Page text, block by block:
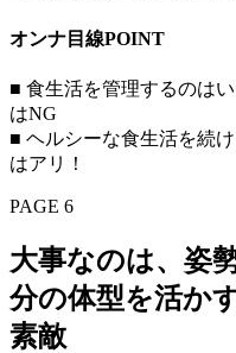
オンナ目線POINT
■ 食生活を管理するのは
はNG
■ ヘルシーな食生活を続
はアリ！
PAGE 6
大事なのは、姿
分の体型を活か
素敵